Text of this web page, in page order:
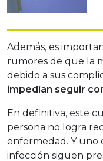
Además, es
rumores de que la
debido a sus
impedían seguir
En definitiva, este
persona no logra
enfermedad. Y uno
infección siguen